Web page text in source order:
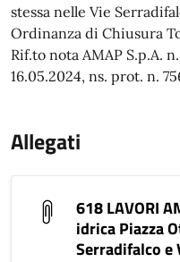
stessa nelle Vie
Ordinanza di Chiusura
Rif.to nota AMAP S.p.A.
16.05.2024, ns. prot. n.
Allegati
618 LAVORI
idrica Piazza
Serradifalco e